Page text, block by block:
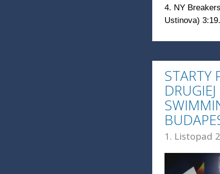
4. NY
Ustinova)
STARTY
1. Listopad